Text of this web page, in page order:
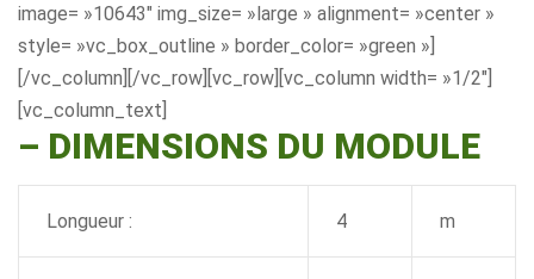
image= »10643″ img_size= »large » alignment= »center »
style= »vc_box_outline » border_color= »green »]
[/vc_column][/vc_row][vc_row][vc_column width= »1/2″]
[vc_column_text]
– DIMENSIONS DU MODULE
Longueur : 4 m